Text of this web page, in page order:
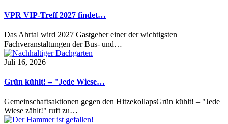
VPR VIP-Treff 2027 findet…
Das Ahrtal wird 2027 Gastgeber einer der wichtigsten
Fachveranstaltungen der Bus- und…
Juli 16, 2026
Grün kühlt! – "Jede Wiese…
Gemeinschaftsaktionen gegen den HitzekollapsGrün kühlt! – "Jede
Wiese zählt!" ruft zu…